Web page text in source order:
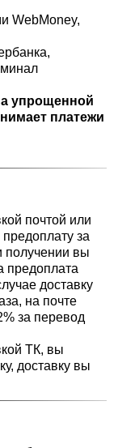
WebMoney,
упрощенной
платежи
почтой или
за
получении вы
предоплата
доставку
на почте
за перевод
ТК, вы
доставку вы